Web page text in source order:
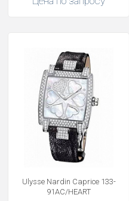
Ulysse Nardin Caprice 133-
91AC/HEART